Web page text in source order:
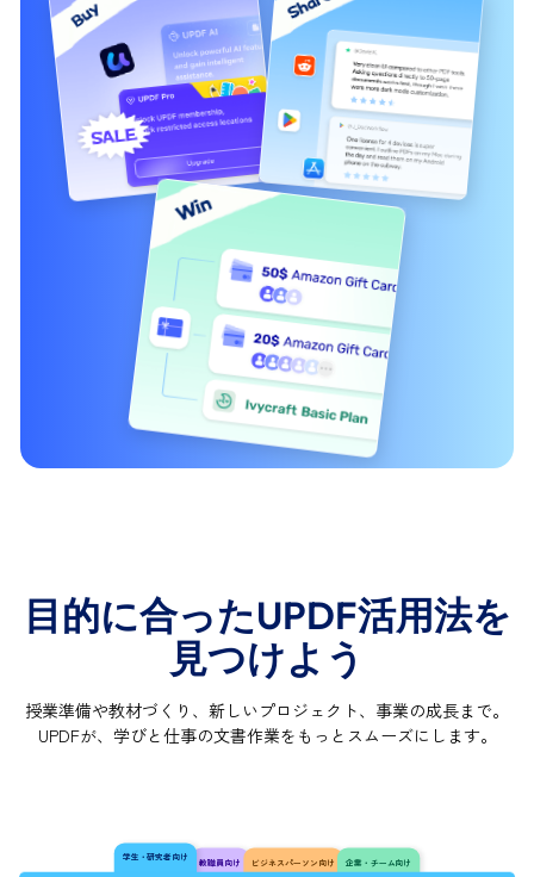
目的に合ったUPDF活用法を
見つけよう
授業準備や教材づくり、新しいプロジェクト、事業の成長まで。
UPDFが、学びと仕事の文書作業をもっとスムーズにします。
学生・研究者向け 教職員向け ビジネスパーソン向け 企業・チーム向け